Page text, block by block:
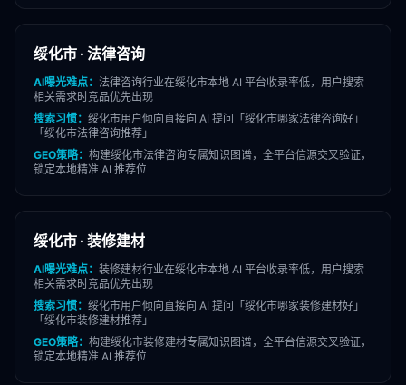
绥化市 · 法律咨询
AI曝光难点： 法律咨询行业在绥化市本地 AI 平台收录率低，用户搜索
相关需求时竞品优先出现
搜索习惯： 绥化市用户倾向直接向 AI 提问「 绥化市哪家法律咨询好」
「 绥化市法律咨询推荐」
GEO策略： 构建绥化市法律咨询专属知识图谱，全平台信源交叉验证，
锁定本地精准 AI 推荐位
绥化市 · 装修建材
AI曝光难点： 装修建材行业在绥化市本地 AI 平台收录率低，用户搜索
相关需求时竞品优先出现
搜索习惯： 绥化市用户倾向直接向 AI 提问「 绥化市哪家装修建材好」
「 绥化市装修建材推荐」
GEO策略： 构建绥化市装修建材专属知识图谱，全平台信源交叉验证，
锁定本地精准 AI 推荐位